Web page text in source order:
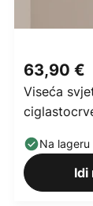
63,90 €
Viseća
Na lageru
Idi